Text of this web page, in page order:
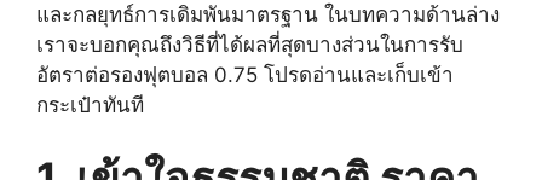
และกลยุทธ์การเดิมพันมาตรฐาน ในบทความด้านล่าง
เราจะบอกคุณถึงวิธีที่ได้ผลที่สุดบางส่วนในการรับ
อัตราต่อรองฟุตบอล 0.75 โปรดอ่านและเก็บเข้า
กระเป๋าทันที